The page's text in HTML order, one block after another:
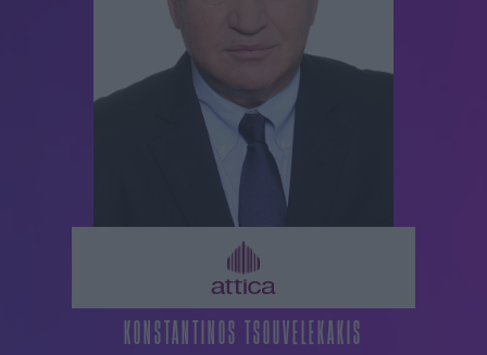
KONSTANTINOS TSOUVELEKAKIS